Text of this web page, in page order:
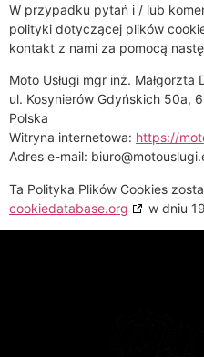
W przypadku pytań i / lub
polityki dotyczącej plików
kontakt z nami za pomocą
Moto Usługi mgr inż. Małgorzta
ul. Kosynierów Gdyńskich 50a,
Polska
Witryna internetowa: https://
Adres e-mail:
Ta Polityka Plików Cookies
cookiedatabase.org
w dniu